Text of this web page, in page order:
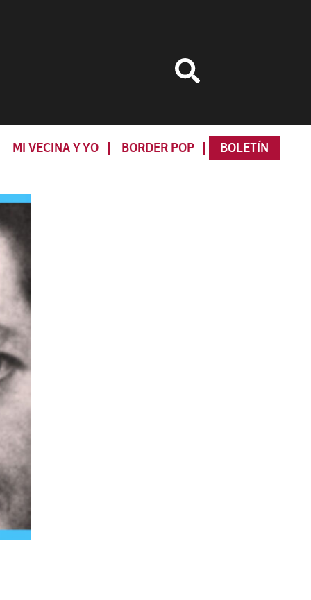
MI VECINA Y YO BORDER POP BOLETÍN